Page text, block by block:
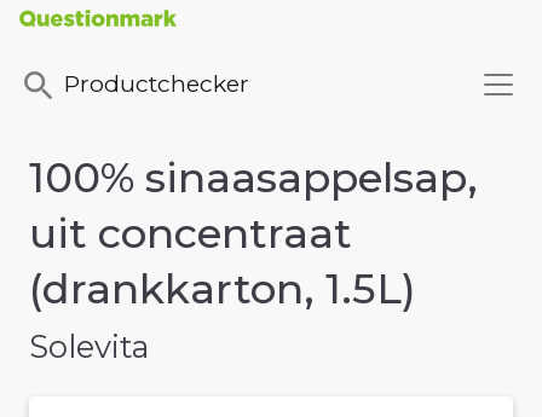
Productchecker
100% sinaasappelsap,
uit concentraat
(drankkarton, 1.5L)
Solevita